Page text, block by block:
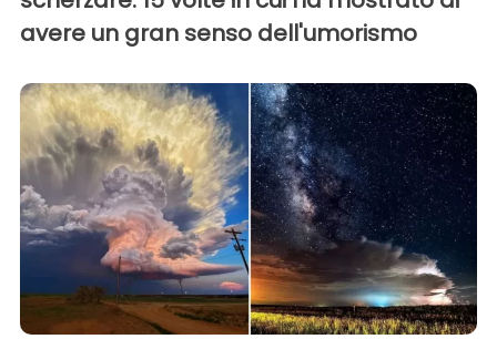
avere un gran senso dell'umorismo